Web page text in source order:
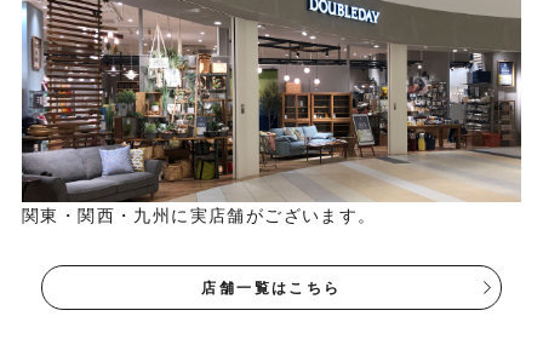
▼ステンレス天板
下台カウンターはスタイリッシュなステンレス天板を採用
しています。 水分にも強く、掃除がしやすいのも特徴で
す。
関東・関西・九州に実店舗がございます。
店舗一覧はこちら